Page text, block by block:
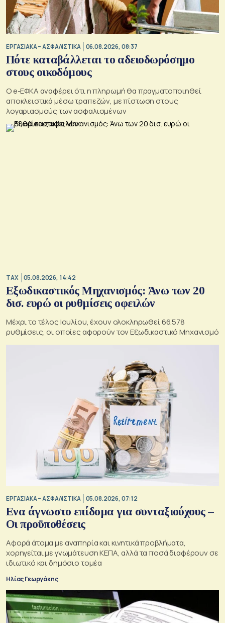
ΕΡΓΑΣΙΑΚΑ – ΑΣΦΑΛΙΣΤΙΚΑ 06.08.2026, 08:37
Πότε καταβάλλεται το αδειοδωρόσημο
στους οικοδόμους
O e-ΕΦΚΑ αναφέρει ότι η πληρωμή θα πραγματοποιηθεί
αποκλειστικά μέσω τραπεζών, με πίστωση στους
λογαριασμούς των ασφαλισμένων
TAX 05.08.2026, 14:42
Εξωδικαστικός Μηχανισμός: Άνω των 20
δισ. ευρώ οι ρυθμίσεις οφειλών
Μέχρι το τέλος Ιουλίου, έχουν ολοκληρωθεί 66.578
ρυθμίσεις, οι οποίες αφορούν τον Εξωδικαστικό Μηχανισμό
ΕΡΓΑΣΙΑΚΑ – ΑΣΦΑΛΙΣΤΙΚΑ 05.08.2026, 07:12
Ενα άγνωστο επίδομα για συνταξιούχους –
Οι προϋποθέσεις
Αφορά άτομα με αναπηρία και κινητικά προβλήματα,
χορηγείται με γνωμάτευση ΚΕΠΑ, αλλά τα ποσά διαφέρουν σε
ιδιωτικό και δημόσιο τομέα
Ηλίας Γεωργάκης